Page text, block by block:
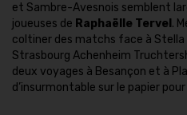
et Sambre-Avesnois semblent
joueuses de Raphaëlle Tervel .
coltiner des matchs face à
Strasbourg Achenheim
deux voyages à Besançon et à
d’insurmontable sur le papier